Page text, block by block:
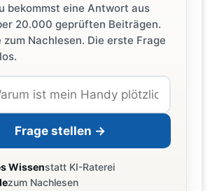
bekommst eine Antwort aus
20.000 geprüften Beiträgen.
zum Nachlesen. Die erste Frage
Frage stellen →
Wissenstatt KI-Raterei
zum Nachlesen